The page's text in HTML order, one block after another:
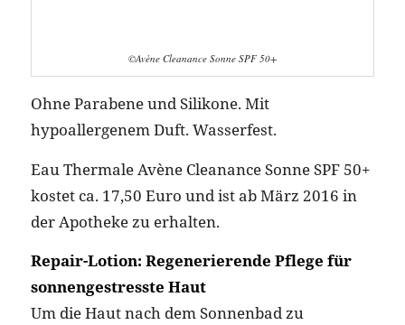
©Avène Cleanance Sonne SPF 50+
Ohne Parabene und Silikone. Mit
hypoallergenem Duft. Wasserfest.
Eau Thermale Avène Cleanance Sonne SPF 50+
kostet ca. 17,50 Euro und ist ab März 2016 in
der Apotheke zu erhalten.
Repair-Lotion: Regenerierende Pflege für
sonnengestresste Haut
Um die Haut nach dem Sonnenbad zu